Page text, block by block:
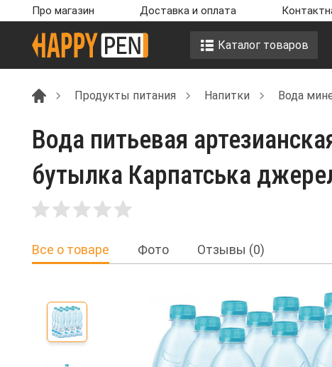
Про магазин Доставка и оплата
Каталог товаров
Продукты питания Напитки Вода
Вода питьевая
бутылка Карпатська
Все о товаре Фото Отзывы (0)